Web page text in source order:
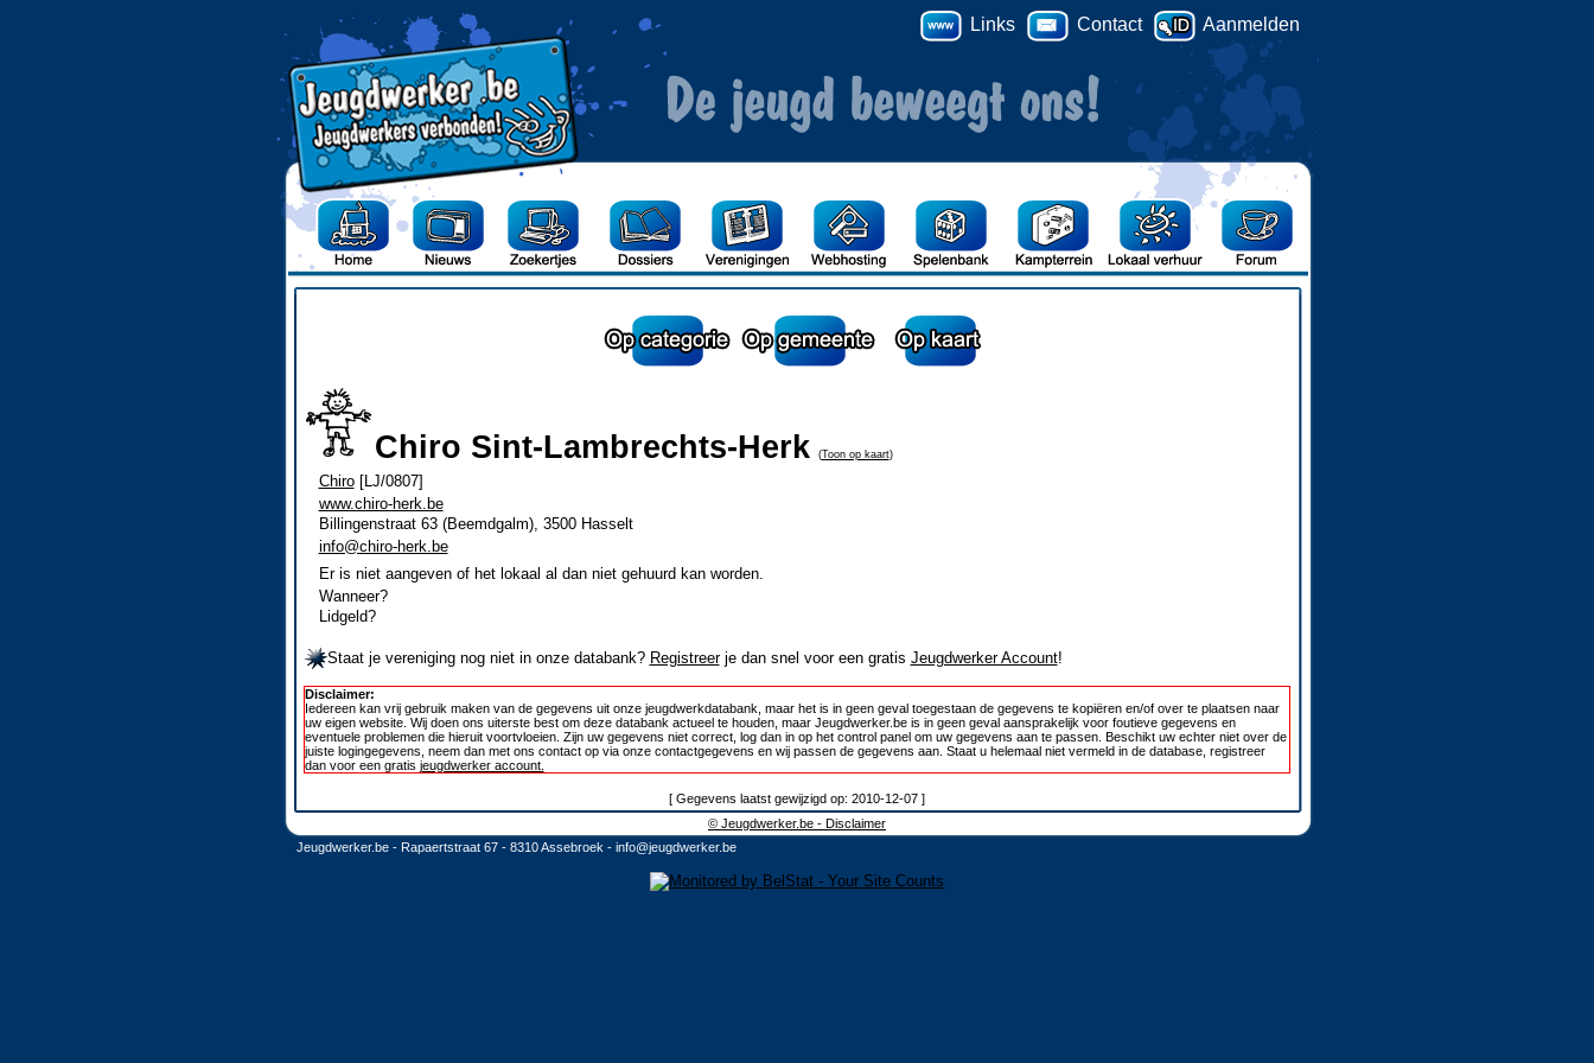
Links Contact Aanmelden
Chiro Sint-Lambrechts-Herk (Toon op kaart)
Chiro[LJ/0807]
www.chiro-herk.be
Billingenstraat 63 (Beemdgalm), 3500 Hasselt
info@chiro-herk.be
Er is niet aangeven of het lokaal al dan niet gehuurd kan worden.
Wanneer?
Lidgeld?
Staat je vereniging nog niet in onze databank? Registreerje dan snel voor een gratis Jeugdwerker Account!
Disclaimer:
Iedereen kan vrij gebruik maken van de gegevens uit onze jeugdwerkdatabank, maar het is in geen geval toegestaan de gegevens te kopiëren en/of over te plaatsen naar
uw eigen website. Wij doen ons uiterste best om deze databank actueel te houden, maar Jeugdwerker.be is in geen geval aansprakelijk voor foutieve gegevens en
eventuele problemen die hieruit voortvloeien. Zijn uw gegevens niet correct, log dan in op het control panel om uw gegevens aan te passen. Beschikt uw echter niet over de
juiste logingegevens, neem dan met ons contact op via onze contactgegevens en wij passen de gegevens aan. Staat u helemaal niet vermeld in de database, registreer
dan voor een gratis jeugdwerker account.
[ Gegevens laatst gewijzigd op: 2010-12-07 ]
© Jeugdwerker.be - Disclaimer
Jeugdwerker.be - Rapaertstraat 67 - 8310 Assebroek - info@jeugdwerker.be